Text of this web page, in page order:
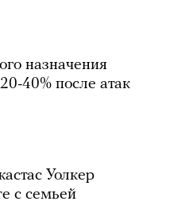
назначения
40% после атак
Уолкер
с семьей